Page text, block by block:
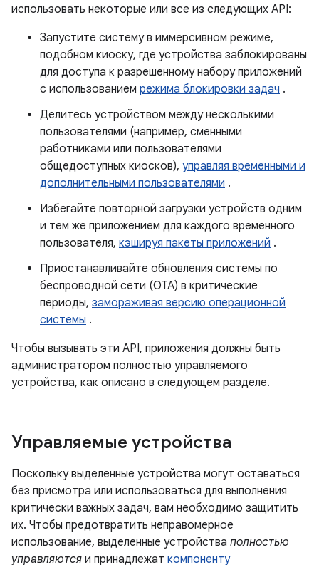
использовать некоторые или все из следующих API:
Запустите систему в иммерсивном режиме,
подобном киоску, где устройства заблокированы
для доступа к разрешенному набору приложений
с использованием режима блокировки задач .
Делитесь устройством между несколькими
пользователями (например, сменными
работниками или пользователями
общедоступных киосков), управляя временными и
дополнительными пользователями .
Избегайте повторной загрузки устройств одним
и тем же приложением для каждого временного
пользователя, кэшируя пакеты приложений .
Приостанавливайте обновления системы по
беспроводной сети (OTA) в критические
периоды, замораживая версию операционной
системы .
Чтобы вызывать эти API, приложения должны быть
администратором полностью управляемого
устройства, как описано в следующем разделе.
Управляемые устройства
Поскольку выделенные устройства могут оставаться
без присмотра или использоваться для выполнения
критически важных задач, вам необходимо защитить
их. Чтобы предотвратить неправомерное
использование, выделенные устройства полностью
управляются и принадлежат компоненту